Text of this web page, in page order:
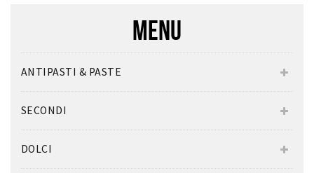
MENU
ANTIPASTI & PASTE
SECONDI
DOLCI